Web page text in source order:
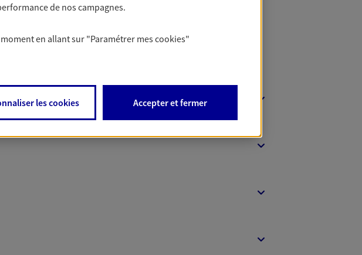
de nos campagnes.
en allant sur "Paramétrer mescookies"
les cookies Accepter et fermer